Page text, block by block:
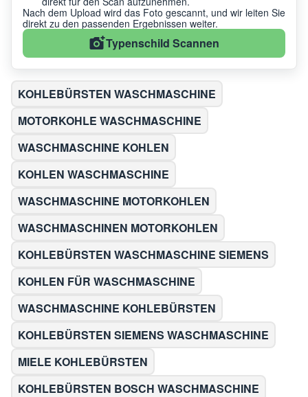
Nach dem Upload wird das Foto gescannt, und wir leiten Sie
direkt zu den passenden Ergebnissen weiter.
Typenschild Scannen
KOHLEBÜRSTEN WASCHMASCHINE
MOTORKOHLE WASCHMASCHINE
WASCHMASCHINE KOHLEN
KOHLEN WASCHMASCHINE
WASCHMASCHINE MOTORKOHLEN
WASCHMASCHINEN MOTORKOHLEN
KOHLEBÜRSTEN WASCHMASCHINE SIEMENS
KOHLEN FÜR WASCHMASCHINE
WASCHMASCHINE KOHLEBÜRSTEN
KOHLEBÜRSTEN SIEMENS WASCHMASCHINE
MIELE KOHLEBÜRSTEN
KOHLEBÜRSTEN BOSCH WASCHMASCHINE